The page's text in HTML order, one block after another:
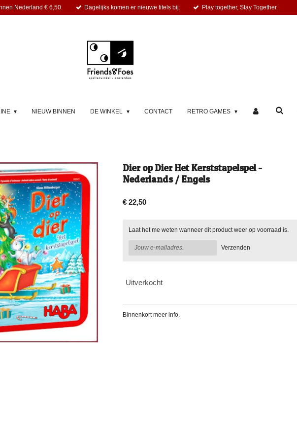
Nederland € 6,50. Dagelijks komen er nieuwe titels bij. Play together, Stay Together.
NIEUW BINNEN DE WINKEL CONTACT RETRO GAMES
Dier op Dier Het Kerststapelspel -
Nederlands / Engels
€ 22,50
Laat het me weten wanneer dit product weer op voorraad is.
Verzenden
Uitverkocht
Binnenkort meer info.